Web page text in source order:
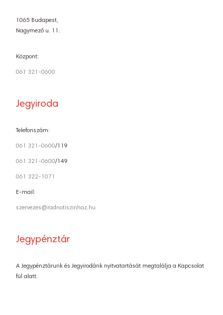
1065 Budapest,
Nagymező u. 11.
Központ:
061 321-0600
Jegyiroda
Telefonszám:
061 321-0600/119
061 321-0600/149
061 322-1071
E-mail:
szervezes@radnotiszinhaz.hu
Jegypénztár
A Jegypénztárunk és Jegyirodánk nyitvatartását megtalálja a Kapcsolat
fül alatt.